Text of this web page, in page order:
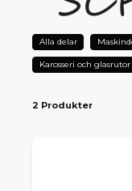
reparera
Prisvärda–
Perfekt
Alla delar
Karosseri och glasrutor
2 Produkter